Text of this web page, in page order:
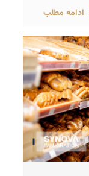
ادامه مطلب